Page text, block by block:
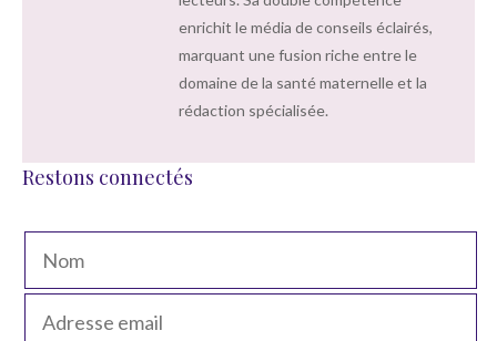
enrichit le média de conseils éclairés,
marquant une fusion riche entre le
domaine de la santé maternelle et la
rédaction spécialisée.
Restons connectés